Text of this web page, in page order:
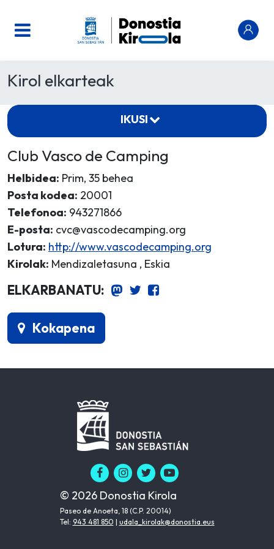
Kirol elkarteak
Club Vasco de Camping
Helbidea: Prim, 35 behea
Posta kodea: 20001
Telefonoa: 943271866
E-posta: cvc@vascodecamping.org
Lotura: http://www.vascodecamping.org
Kirolak: Mendizaletasuna , Eskia
ELKARBANATU:
Kokapena
IKUSI
© 2026 Donostia Kirola
Paseo de Anoeta, 18 (C.P. 20014)
Tel: 943 481 850 | udala_kirolak@donostia.eus